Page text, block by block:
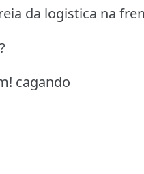
da logistica na
cagando